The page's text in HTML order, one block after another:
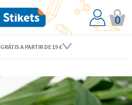
0
GRÁTIS A PARTIR DE 19 €